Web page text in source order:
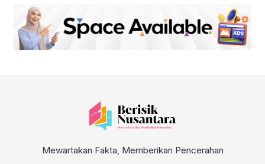
Mewartakan Fakta, Memberikan Pencerahan